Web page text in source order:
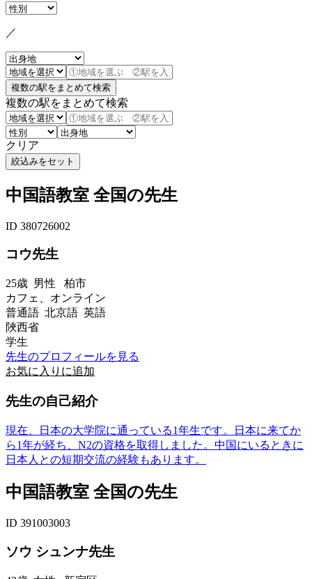
／
複数の駅をまとめて検索
クリア
中国語教室 全国の先生
ID 380726002
コウ先生
25歳 男性 柏市
カフェ、オンライン
普通語 北京語 英語
陜西省
学生
先生のプロフィールを見る
お気に入りに追加
先生の自己紹介
現在、日本の大学院に通っている1年生です。日本に来てか
ら1年が経ち、N2の資格を取得しました。中国にいるときに
日本人との短期交流の経験もあります。
中国語教室 全国の先生
ID 391003003
ソウ シュンナ先生